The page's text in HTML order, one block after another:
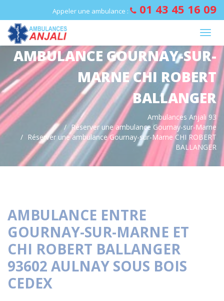
Appeler une ambulance : 01 43 45 16 09
AMBULANCE GOURNAY-SUR-
MARNE CHI ROBERT
BALLANGER
Ambulances Anjali 93
Réserver une ambulance Gournay-sur-Marne
Réserver une ambulance Gournay-sur-Marne CHI ROBERT
BALLANGER
AMBULANCE ENTRE
GOURNAY-SUR-MARNE ET
CHI ROBERT BALLANGER
93602 AULNAY SOUS BOIS
CEDEX